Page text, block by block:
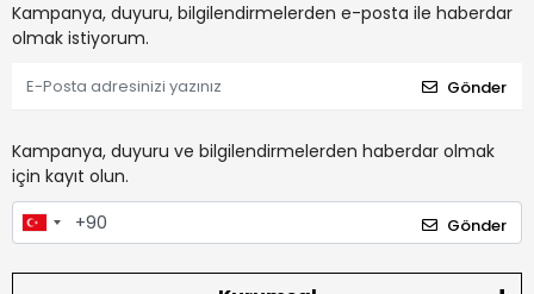
Kampanya, duyuru, bilgilendirmelerden e-posta ile haberdar
olmak istiyorum.
Gönder
Kampanya, duyuru ve bilgilendirmelerden haberdar olmak
için kayıt olun.
Gönder